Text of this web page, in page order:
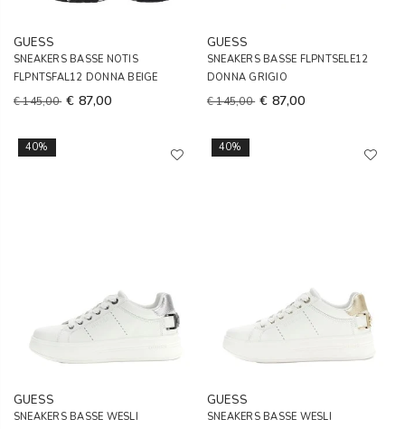
GUESS
SNEAKERS BASSE NOTIS
FLPNTSFAL12 DONNA BEIGE
€ 145,00 € 87,00
GUESS
SNEAKERS BASSE FLPNTSELE12
DONNA GRIGIO
€ 145,00 € 87,00
40%
GUESS
SNEAKERS BASSE WESLI
40%
GUESS
SNEAKERS BASSE WESLI